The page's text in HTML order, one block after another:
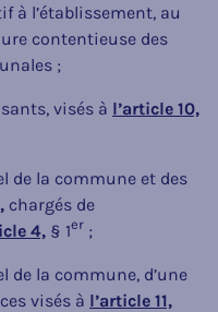
à l’établissement, au
contentieuse des
;
visés à l’article 10,
de la commune et des
chargés de
4, § 1er ;
de la commune, d’une
visés à l’article 11,